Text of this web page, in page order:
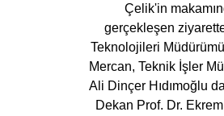
Çelik'in
gerçekleşen
Teknolojileri
Mercan, Teknik İşler
Ali Dinçer Hıdımoğlu
Dekan Prof. Dr.